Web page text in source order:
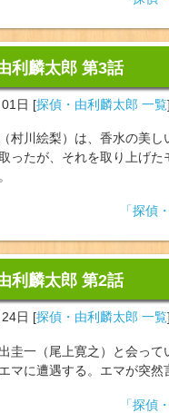
利麟太郎 第3話
日 [探偵・由利麟太郎 一覧]
村川絵梨）は、香水の美
ったが、それを取り上げ
「探偵
利麟太郎 第2話
日 [探偵・由利麟太郎 一覧]
圭一（尾上寛之）と会っ
マに遭遇する。エマが突然
「探偵